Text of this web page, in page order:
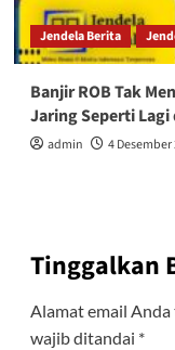
Jendela Berita
Banjir ROB Tak
Jaring Seperti Lagi
admin 4 Desember
Tinggalkan
Alamat email
wajib ditandai *